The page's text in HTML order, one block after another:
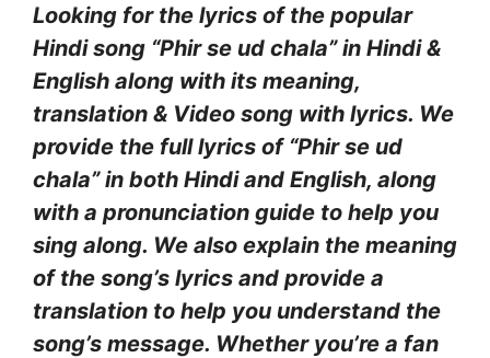
Looking for the lyrics of the popular
Hindi song “Phir se ud chala” in Hindi &
English along with its meaning,
translation & Video song with lyrics. We
provide the full lyrics of “Phir se ud
chala” in both Hindi and English, along
with a pronunciation guide to help you
sing along. We also explain the meaning
of the song’s lyrics and provide a
translation to help you understand the
song’s message. Whether you’re a fan